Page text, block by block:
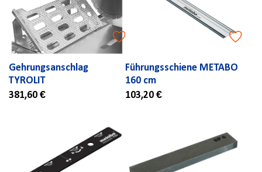
Gehrungsanschlag
TYROLIT
381,60 €
Führungsschiene METABO
160 cm
103,20 €